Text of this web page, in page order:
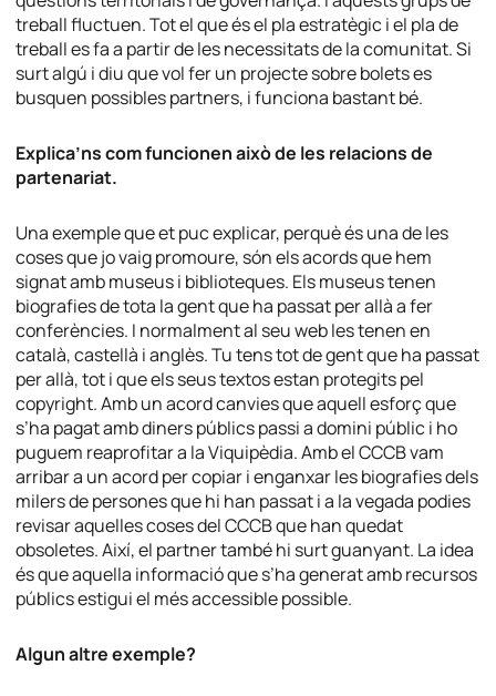
treball fluctuen. Tot el que és el pla estratègic i el pla de
treball es fa a partir de les necessitats de la comunitat. Si
surt algú i diu que vol fer un projecte sobre bolets es
busquen possiblespartners, i funciona bastant bé.
Explica’ns com funcionen això de les relacions de
partenariat.
Una exemple que et puc explicar, perquè és una de les
coses que jo vaig promoure, són els acords que hem
signat amb museus i biblioteques. Els museus tenen
biografies de tota la gent que ha passat per allà a fer
conferències. I normalment al seu web les tenen en
català, castellà i anglès. Tu tens tot de gent que ha passat
per allà, tot i que els seus textos estan protegits pel
copyright. Amb un acord canvies que aquell esforç que
s’ha pagat amb diners públics passi a domini públic i ho
puguem reaprofitar a la Viquipèdia. Amb el CCCB vam
arribar a un acord per copiar i enganxar les biografies dels
milers de persones que hi han passat i a la vegada podies
revisar aquelles coses del CCCB que han quedat
obsoletes. Així, el partnertambé hi surt guanyant. La idea
és que aquella informació que s’ha generat amb recursos
públics estigui el més accessible possible.
Algun altre exemple?